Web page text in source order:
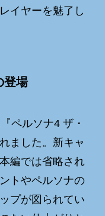
イヤーを魅了し
登場
ペルソナ4 ザ・
ました。新キャ
編では省略され
トやペルソナの
プが図られてい